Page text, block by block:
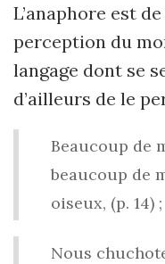
L’anaphore est
perception du
langage dont se
d’ailleurs de le
Beaucoup de
beaucoup de
oiseux, (p. 14) ;
Nous